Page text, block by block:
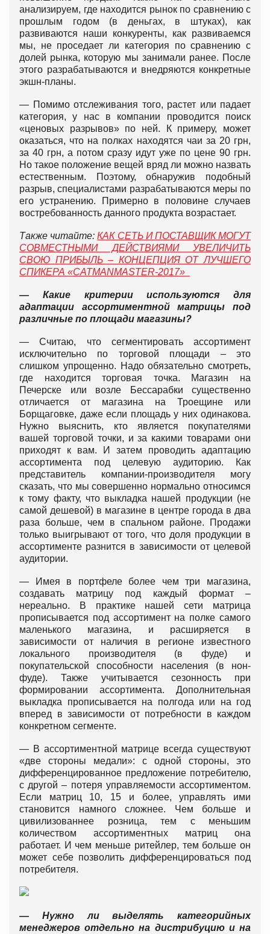
анализируем, где находится рынок по сравнению с
прошлым годом (в деньгах, в штуках), как
развиваются наши конкуренты, как развиваемся
мы, не проседает ли категория по сравнению с
долей рынка, которую мы занимали ранее. После
этого разрабатываются и внедряются конкретные
экшн-планы.
— Помимо отслеживания того, растет или падает
категория, у нас в компании проводится поиск
«ценовых разрывов» по ней. К примеру, может
оказаться, что на полках находятся чаи за 20 грн,
за 40 грн, а потом сразу идут уже по цене 90 грн.
Но такое положение вещей вряд ли можно назвать
естественным. Поэтому, обнаружив подобный
разрыв, специалистами разрабатываются меры по
его устранению. Примерно в половине случаев
востребованность данного продукта возрастает.
Также читайте:КАК СЕТЬ И ПОСТАВЩИК МОГУТ
СОВМЕСТНЫМИ ДЕЙСТВИЯМИ УВЕЛИЧИТЬ
СВОЮ ПРИБЫЛЬ – КОНЦЕПЦИЯ ОТ ЛУЧШЕГО
СПИКЕРА «CATMANMASTER-2017»
— Какие критерии используются для
адаптации ассортиментной матрицы под
различные по площади магазины?
— Считаю, что сегментировать ассортимент
исключительно по торговой площади – это
слишком упрощенно. Надо обязательно смотреть,
где находится торговая точка. Магазин на
Печерске или возле Бессарабки существенно
отличается от магазина на Троещине или
Борщаговке, даже если площадь у них одинакова.
Нужно выяснить, кто является покупателями
вашей торговой точки, и за какими товарами они
приходят к вам. И затем проводить адаптацию
ассортимента под целевую аудиторию. Как
представитель компании-производителя могу
сказать, что мы совершенно нормально относимся
к тому факту, что выкладка нашей продукции (не
самой дешевой) в магазине в центре города в два
раза больше, чем в спальном районе. Продажи
только выигрывают от того, что доля продукции в
ассортименте разнится в зависимости от целевой
аудитории.
— Имея в портфеле более чем три магазина,
создавать матрицу под каждый формат –
нереально. В практике нашей сети матрица
прописывается под ассортимент на полке самого
маленького магазина, и расширяется в
зависимости от наличия в регионе известного
локального производителя (в фуде) и
покупательской способности населения (в нон-
фуде). Также учитывается сезонность при
формировании ассортимента. Дополнительная
выкладка прописывается на полгода или на год
вперед в зависимости от потребности в каждом
конкретном сегменте.
— В ассортиментной матрице всегда существуют
«две стороны медали»: с одной стороны, это
дифференцированное предложение потребителю,
с другой – потеря управляемости ассортиментом.
Если матриц 10, 15 и более, управлять ими
становится намного сложнее. Чем больше и
цивилизованнее розница, тем с меньшим
количеством ассортиментных матриц она
работает. И чем меньше ритейлер, тем больше он
может себе позволить дифференцироваться под
потребителя.
— Нужно ли выделять категорийных
менеджеров отдельно на дистрибуцию и на